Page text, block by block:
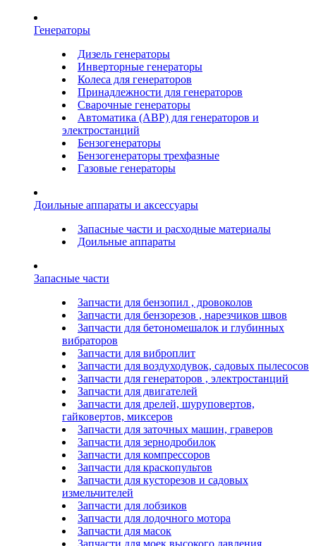
Генераторы
Дизель генераторы
Инверторные генераторы
Колеса для генераторов
Принадлежности для генераторов
Сварочные генераторы
Автоматика (АВР) для генераторов и
электростанций
Бензогенераторы
Бензогенераторы трехфазные
Газовые генераторы
Доильные аппараты и аксессуары
Запасные части и расходные материалы
Доильные аппараты
Запасные части
Запчасти для бензопил , дровоколов
Запчасти для бензорезов , нарезчиков швов
Запчасти для бетономешалок и глубинных
вибраторов
Запчасти для виброплит
Запчасти для воздуходувок, садовых пылесосов
Запчасти для генераторов , электростанций
Запчасти для двигателей
Запчасти для дрелей, шуруповертов,
гайковертов, миксеров
Запчасти для заточных машин, граверов
Запчасти для зернодробилок
Запчасти для компрессоров
Запчасти для краскопультов
Запчасти для кусторезов и садовых
измельчителей
Запчасти для лобзиков
Запчасти для лодочного мотора
Запчасти для масок
Запчасти для моек высокого давления